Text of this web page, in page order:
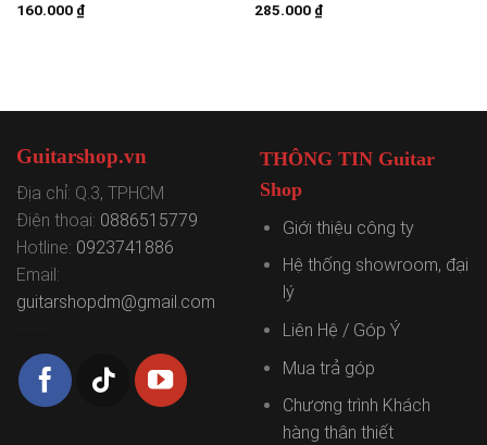
160.000 ₫
285.000 ₫
Guitarshop.vn
Địa chỉ: Q.3, TPHCM
Điện thoại: 0886515779
Hotline: 0923741886
Email:
guitarshopdm@gmail.com
THÔNG TIN Guitar
Shop
Giới thiệu công ty
Hệ thống showroom, đại
lý
Liên Hệ / Góp Ý
Mua trả góp
Chương trình Khách
hàng thân thiết